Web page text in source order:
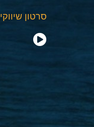
סרטון שיווקי